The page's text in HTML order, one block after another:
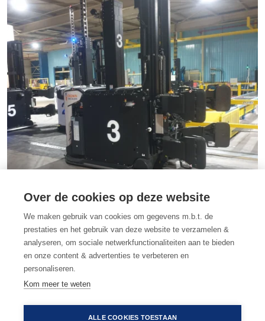
algemene voorwaarden • gebruiksvoorwaarden
Over de cookies op deze website
We maken gebruik van cookies om gegevens m.b.t. de
prestaties en het gebruik van deze website te verzamelen &
analyseren, om sociale netwerkfunctionaliteiten aan te bieden
en onze content & advertenties te verbeteren en
personaliseren.
Kom meer te weten
ALLE COOKIES TOESTAAN